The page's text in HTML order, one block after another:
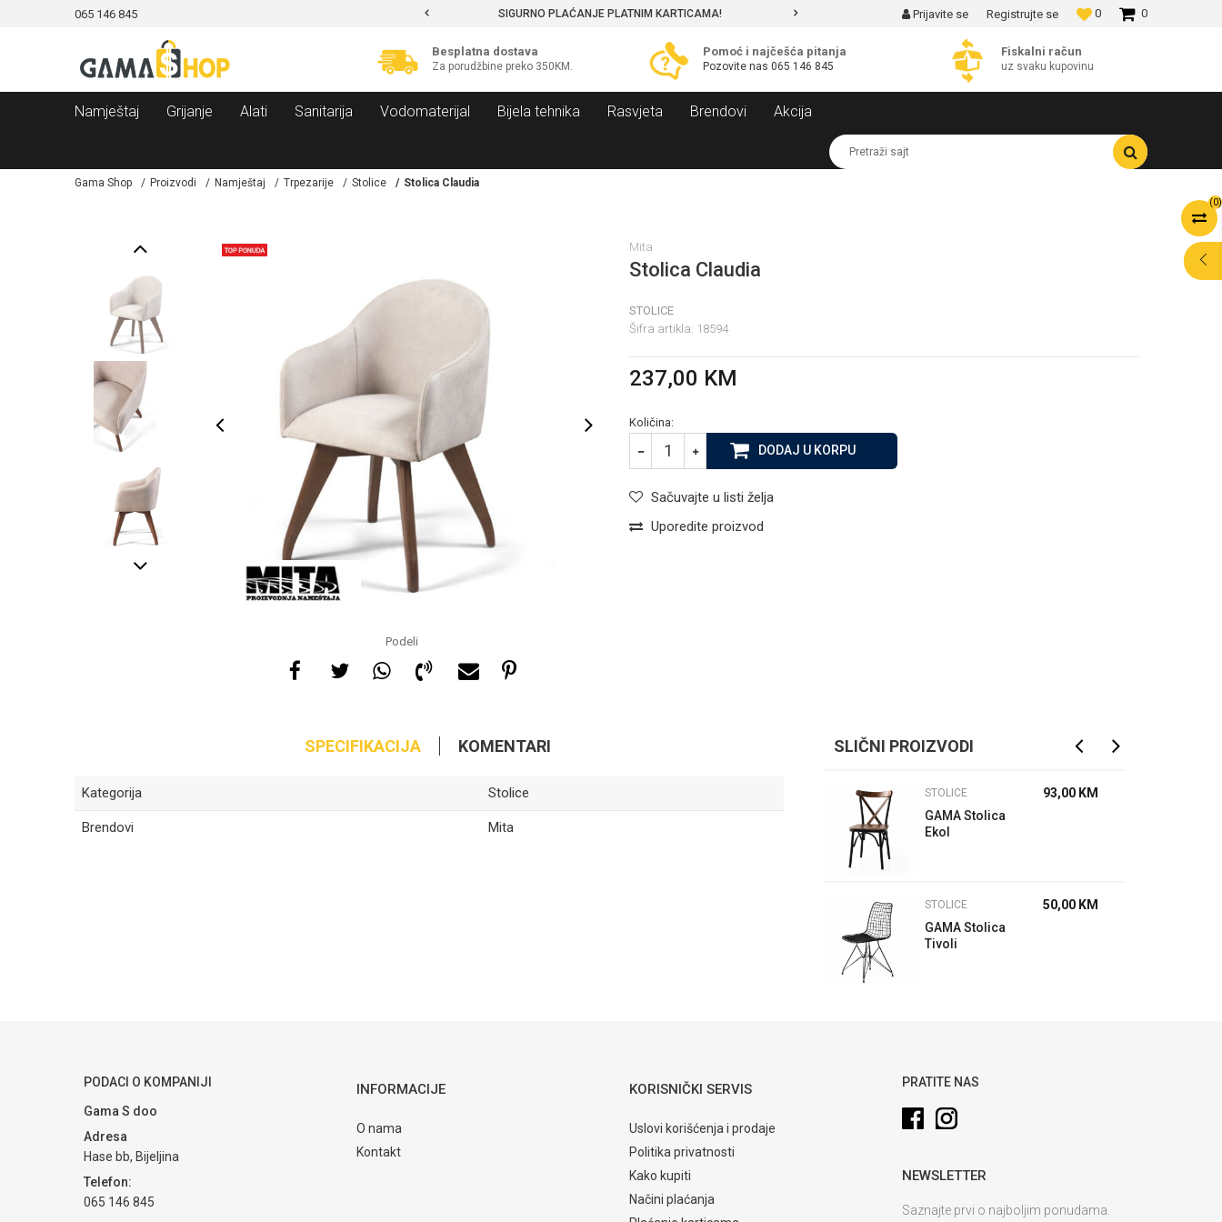
065 146 845 SIGURNO PLAĆANJE PLATNIM KARTICAMA! MOGUĆNOST BESPLATNE ISPORUKE! 0
0
Prijavite se Registrujte se
Besplatna dostava
Za porudžbine preko 350KM.
Pomoć i najčešća pitanja
Pozovite nas 065 146 845
Fiskalni račun
uz svaku kupovinu
Namještaj Grijanje Alati Sanitarija Vodomaterijal Bijela tehnika Rasvjeta Brendovi Akcija
Pretraži sajt
(0)
Gama Shop Proizvodi Namještaj Trpezarije Stolice Stolica Claudia
Podeli
Mita
Stolica Claudia
STOLICE
Šifra artikla: 18594
237,00 KM
Količina:
DODAJ U KORPU
Sačuvajte u listi želja
Uporedite proizvod
SPECIFIKACIJA KOMENTARI
Kategorija Stolice
Brendovi Mita
SLIČNI PROIZVODI
GAMA Stolica
STOLICE
GAMA Stolica
Ekol
93,00 KM
STOLICE
GAMA Stolica
Tivoli
50,00 KM
PODACI O KOMPANIJI
Gama S doo
Adresa
Hase bb, Bijeljina
Telefon:
065 146 845
INFORMACIJE
O nama
Kontakt
KORISNIČKI SERVIS
Uslovi korišćenja i prodaje
Politika privatnosti
Kako kupiti
Načini plaćanja
PRATITE NAS
NEWSLETTER
Saznajte prvi o najboljim ponudama.